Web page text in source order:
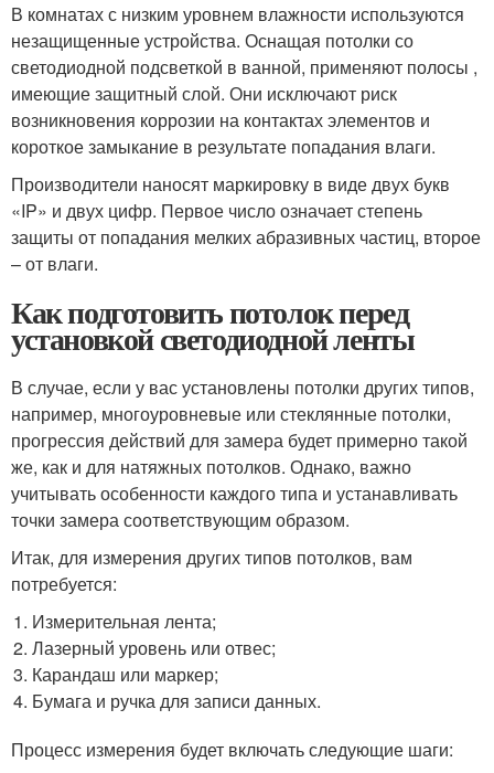
В комнатах с низким уровнем влажности используются
незащищенные устройства. Оснащая потолки со
светодиодной подсветкой в ванной, применяют полосы ,
имеющие защитный слой. Они исключают риск
возникновения коррозии на контактах элементов и
короткое замыкание в результате попадания влаги.
Производители наносят маркировку в виде двух букв
«IP» и двух цифр. Первое число означает степень
защиты от попадания мелких абразивных частиц, второе
– от влаги.
Как подготовить потолок перед
установкой светодиодной ленты
В случае, если у вас установлены потолки других типов,
например, многоуровневые или стеклянные потолки,
прогрессия действий для замера будет примерно такой
же, как и для натяжных потолков. Однако, важно
учитывать особенности каждого типа и устанавливать
точки замера соответствующим образом.
Итак, для измерения других типов потолков, вам
потребуется:
Измерительная лента;
Лазерный уровень или отвес;
Карандаш или маркер;
Бумага и ручка для записи данных.
Процесс измерения будет включать следующие шаги: